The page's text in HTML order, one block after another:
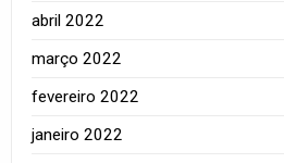
abril 2022
março 2022
fevereiro 2022
janeiro 2022